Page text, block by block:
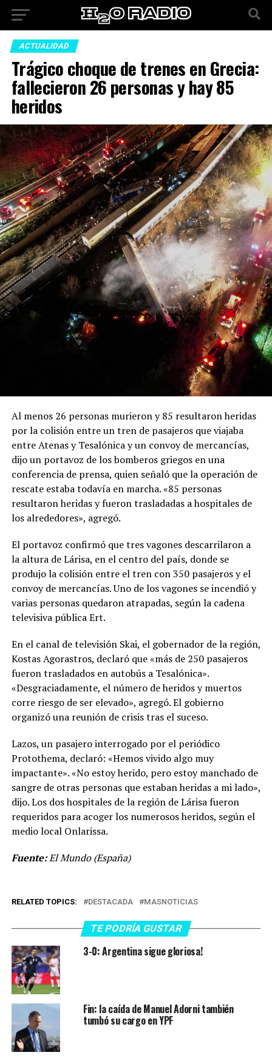
ACTUALIDAD
Trágico choque de trenes en Grecia:
fallecieron 26 personas y hay 85
heridos
Al menos 26 personas murieron y 85 resultaron heridas
por la colisión entre un tren de pasajeros que viajaba
entre Atenas y Tesalónica y un convoy de mercancías,
dijo un portavoz de los bomberos griegos en una
conferencia de prensa, quien señaló que la operación de
rescate estaba todavía en marcha. «85 personas
resultaron heridas y fueron trasladadas a hospitales de
los alrededores», agregó.
El portavoz confirmó que tres vagones descarrilaron a
la altura de Lárisa, en el centro del país, donde se
produjo la colisión entre el tren con 350 pasajeros y el
convoy de mercancías. Uno de los vagones se incendió y
varias personas quedaron atrapadas, según la cadena
televisiva pública Ert.
En el canal de televisión Skai, el gobernador de la región,
Kostas Agorastros, declaró que «más de 250 pasajeros
fueron trasladados en autobús a Tesalónica».
«Desgraciadamente, el número de heridos y muertos
corre riesgo de ser elevado», agregó. El gobierno
organizó una reunión de crisis tras el suceso.
Lazos, un pasajero interrogado por el periódico
Protothema, declaró: «Hemos vivido algo muy
impactante». «No estoy herido, pero estoy manchado de
sangre de otras personas que estaban heridas a mi lado»,
dijo. Los dos hospitales de la región de Lárisa fueron
requeridos para acoger los numerosos heridos, según el
medio local Onlarissa.
Fuente:El Mundo (España)
RELATED TOPICS: DESTACADA MASNOTICIAS
TE PODRÍA GUSTAR
3-0: Argentina sigue gloriosa!
Fin: la caída de Manuel Adorni también
tumbó su cargo en YPF